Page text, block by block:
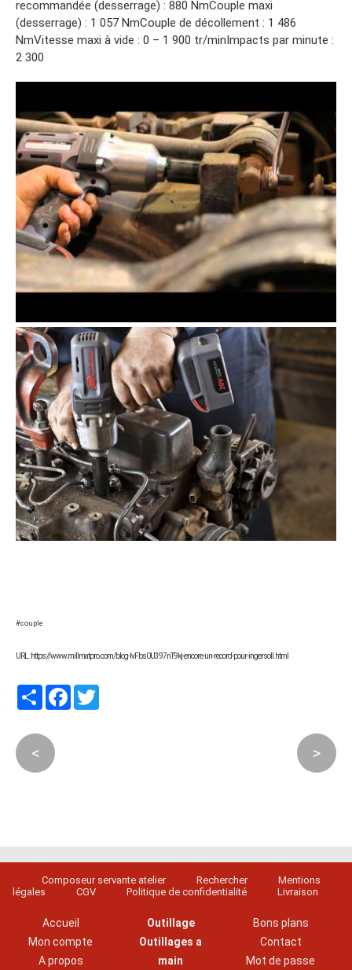
recommandée (desserrage) : 880 NmCouple maxi
(desserrage) : 1 057 NmCouple de décollement : 1 486
NmVitesse maxi à vide : 0 – 1 900 tr/minImpacts par minute :
2 300
#couple
URL : https://www.millmatpro.com/blog-IvFbs0U397nT9kj-encore-un-record-pour-ingersoll.html
PartagerFacebook
< >
Composeur servante atelier Rechercher
Mentions
légales
CGV Politique de confidentialité Livraison
Accueil
Mon compte
A propos
Outillage
Outillages a
main
Bons plans
Contact
Mot de passe